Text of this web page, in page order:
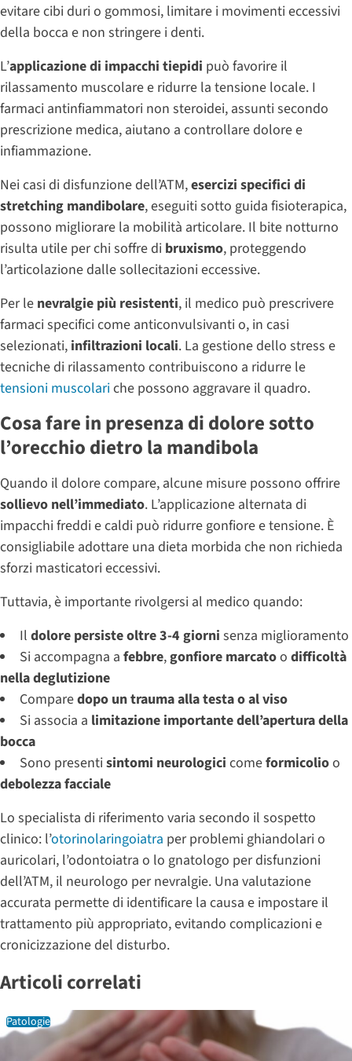
evitare cibi duri o gommosi, limitare i movimenti eccessivi
della bocca e non stringere i denti.
L’applicazione di impacchi tiepidi può favorire il
rilassamento muscolare e ridurre la tensione locale. I
farmaci antinfiammatori non steroidei, assunti secondo
prescrizione medica, aiutano a controllare dolore e
infiammazione.
Nei casi di disfunzione dell’ATM,esercizi specifici di
stretching mandibolare, eseguiti sotto guida fisioterapica,
possono migliorare la mobilità articolare. Il bite notturno
risulta utile per chi soffre di bruxismo, proteggendo
l’articolazione dalle sollecitazioni eccessive.
Per le nevralgie più resistenti, il medico può prescrivere
farmaci specifici come anticonvulsivanti o, in casi
selezionati, infiltrazioni locali. La gestione dello stress e
tecniche di rilassamento contribuiscono a ridurre le
tensioni muscolariche possono aggravare il quadro.
Cosa fare in presenza di dolore sotto
l’orecchio dietro la mandibola
Quando il dolore compare, alcune misure possono offrire
sollievo nell’immediato. L’applicazione alternata di
impacchi freddi e caldi può ridurre gonfiore e tensione. È
consigliabile adottare una dieta morbida che non richieda
sforzi masticatori eccessivi.
Tuttavia, è importante rivolgersi al medico quando:
Il dolore persiste oltre 3-4 giorni senza miglioramento
Si accompagna a febbre, gonfiore marcatoo difficoltà
nella deglutizione
Comparedopo un trauma alla testa o al viso
Si associa a limitazione importante dell’apertura della
bocca
Sono presentisintomi neurologici comeformicolioo
debolezza facciale
Lo specialista di riferimento varia secondo il sospetto
clinico: l’otorinolaringoiatra per problemi ghiandolari o
auricolari, l’odontoiatra o lo gnatologo per disfunzioni
dell’ATM, il neurologo per nevralgie. Una valutazione
accurata permette di identificare la causa e impostare il
trattamento più appropriato, evitando complicazioni e
cronicizzazione del disturbo.
Articoli correlati
Patologie